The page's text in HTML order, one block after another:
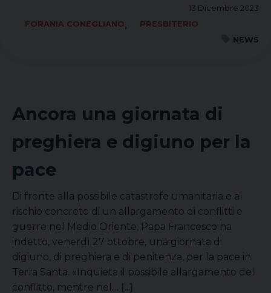
13 Dicembre 2023
FORANIA CONEGLIANO,
PRESBITERIO
NEWS
Ancora una giornata di
preghiera e digiuno per la
pace
Di fronte alla possibile catastrofe umanitaria e al
rischio concreto di un allargamento di conflitti e
guerre nel Medio Oriente, Papa Francesco ha
indetto, venerdì 27 ottobre, una giornata di
digiuno, di preghiera e di penitenza, per la pace in
Terra Santa. «Inquieta il possibile allargamento del
conflitto, mentre nel… [...]